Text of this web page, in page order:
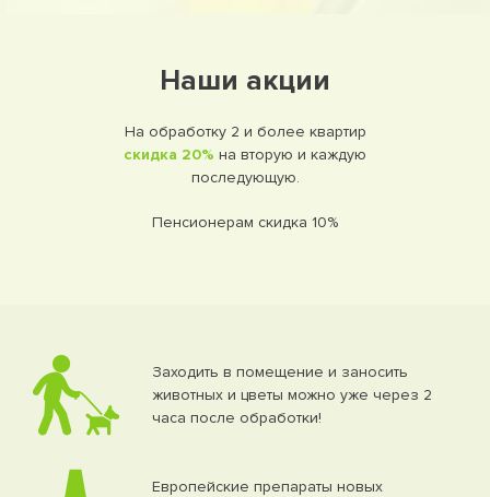
Наши акции
На обработку 2 и более квартир
скидка 20% на вторую и каждую
последующую.
Пенсионерам скидка 10%
Заходить в помещение и заносить
животных и цветы можно уже через 2
часа после обработки!
Европейские препараты новых